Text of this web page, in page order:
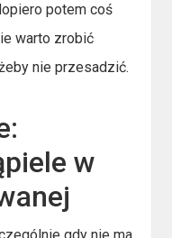
potem coś
warto zrobić
nie przesadzić.
w